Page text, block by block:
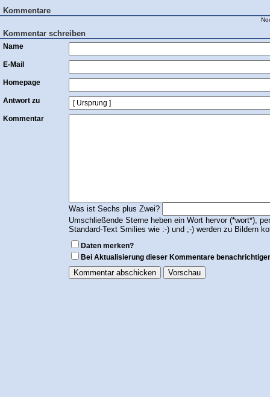
Kommentare
Kommentar schreiben
Name
E-Mail
Homepage
Antwort zu
Kommentar
Was ist Sechs plus Zwei?
Umschließende Sterne heben ein Wort hervor (*wort*),
Standard-Text Smilies wie :-) und ;-) werden zu Bildern
Daten merken?
Bei Aktualisierung dieser Kommentare